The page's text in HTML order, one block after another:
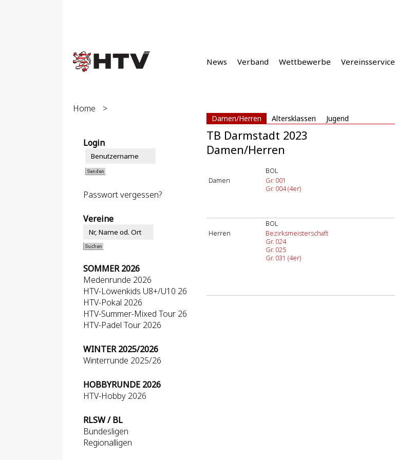
News Verband Wettbewerbe Vereinsservice
Damen/Herren Altersklassen Jugend
Home >
Login
Passwort vergessen?
Vereine
SOMMER 2026
Medenrunde 2026
HTV-Löwenkids U8+/U10 26
HTV-Pokal 2026
HTV-Summer-Mixed Tour 26
HTV-Padel Tour 2026
WINTER 2025/2026
Winterrunde 2025/26
HOBBYRUNDE 2026
HTV-Hobby 2026
RLSW / BL
Bundesligen
Regionalligen
TB Darmstadt 2023
Damen/Herren
BOL
Damen
Gr. 001
Gr. 004 (4er)
BOL
Herren
Bezirksmeisterschaft
Gr. 024
Gr. 025
Gr. 031 (4er)